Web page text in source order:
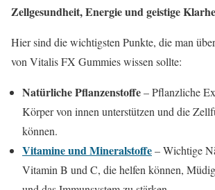
Zellgesundheit, Energie und geistige
Hier sind die wichtigsten Punkte, die man
von Vitalis FX Gummies wissen sollte:
Natürliche Pflanzenstoffe– Pflanzliche
Körper von innen unterstützen und die
können.
Vitamine und Mineralstoffe– Wichtige
Vitamin B und C, die helfen können,